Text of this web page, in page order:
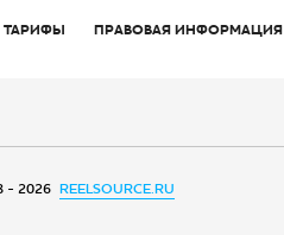
ТАРИФЫ ПРАВОВАЯ ИНФОРМАЦИЯ
- 2026 REELSOURCE.RU